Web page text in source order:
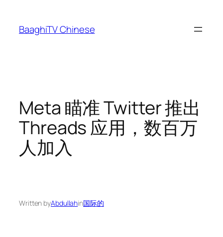
content
BaaghiTV Chinese
Meta 瞄准 Twitter 推出
Threads 应用，数百万
人加入
Written byAbdullahin国际的